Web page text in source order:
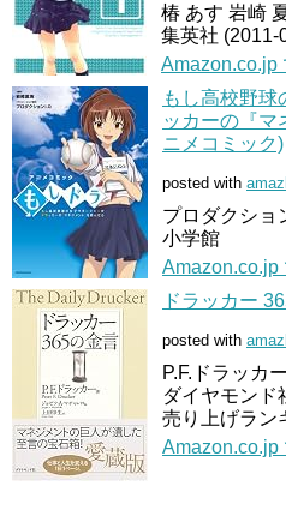
椿 あす 岩崎
集英社 (2011-
Amazon.co.jp
もし高校野球
ッカーの『マ
ニメコミック)
posted with
プロダクショ
小学館
Amazon.co.jp
ドラッカー
posted with
P.F.ドラッカ
ダイヤモンド
売り上げラン
Amazon.co.jp